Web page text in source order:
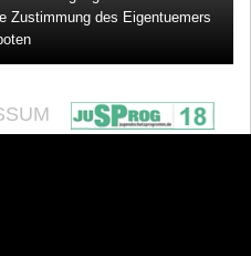
Zustimmung des Eigentuemers